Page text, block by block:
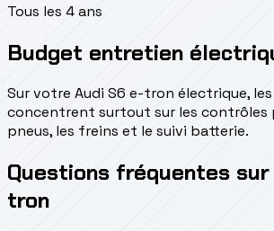
Tous les 4 ans
Budget entretien
Sur votre Audi S6 e-tron électrique,
concentrent surtout sur les contrôles
pneus, les freins et le suivi batterie.
Questions fréquentes sur
tron